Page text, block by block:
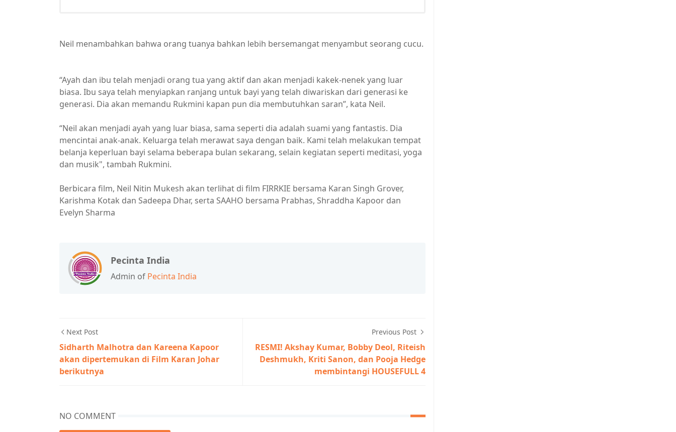
Neil menambahkan bahwa orang tuanya bahkan lebih bersemangat menyambut seorang cucu.
“Ayah dan ibu telah menjadi orang tua yang aktif dan akan menjadi kakek-nenek yang luar
biasa. Ibu saya telah menyiapkan ranjang untuk bayi yang telah diwariskan dari generasi ke
generasi. Dia akan memandu Rukmini kapan pun dia membutuhkan saran”, kata Neil.
“Neil akan menjadi ayah yang luar biasa, sama seperti dia adalah suami yang fantastis. Dia
mencintai anak-anak. Keluarga telah merawat saya dengan baik. Kami telah melakukan tempat
belanja keperluan bayi selama beberapa bulan sekarang, selain kegiatan seperti meditasi, yoga
dan musik", tambah Rukmini.
Berbicara film, Neil Nitin Mukesh akan terlihat di film FIRRKIE bersama Karan Singh Grover,
Karishma Kotak dan Sadeepa Dhar, serta SAAHO bersama Prabhas, Shraddha Kapoor dan
Evelyn Sharma
Pecinta India
Admin of Pecinta India
Next Post
Sidharth Malhotra dan Kareena Kapoor
akan dipertemukan di Film Karan Johar
berikutnya
Previous Post
RESMI! Akshay Kumar, Bobby Deol, Riteish
Deshmukh, Kriti Sanon, dan Pooja Hedge
membintangi HOUSEFULL 4
NO COMMENT